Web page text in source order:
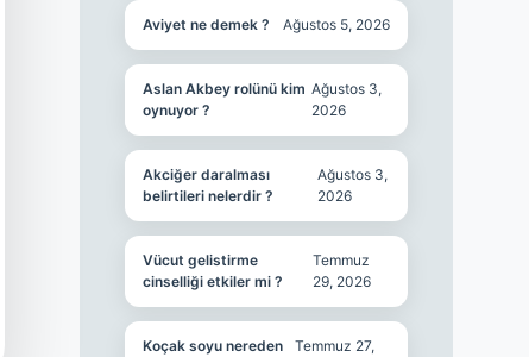
Aviyet ne demek ? Ağustos 5, 2026
Aslan Akbey rolünü kim
oynuyor ?
Ağustos 3,
2026
Akciğer daralması
belirtileri nelerdir ?
Ağustos 3,
2026
Vücut gelistirme
cinselliği etkiler mi ?
Temmuz
29, 2026
Koçak soyu nereden
Temmuz 27,